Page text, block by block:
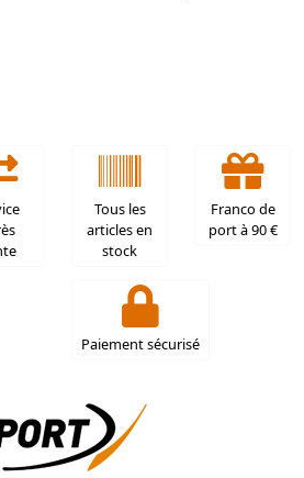
Tous les
articles en
stock
Franco de
port à 90 €
Paiement sécurisé